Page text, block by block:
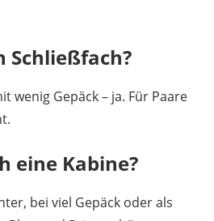
Schließfach?
wenig Gepäck – ja. Für Paare
eine Kabine?
bei viel Gepäck oder als